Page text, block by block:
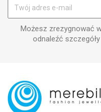
Możesz zrezygnować
odnaleźć